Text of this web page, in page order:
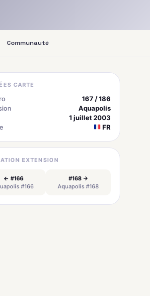
Communauté
CARTE
167 / 186
Aquapolis
1 juillet 2003
FR
EXTENSION
← #166
#166
#168 →
Aquapolis #168